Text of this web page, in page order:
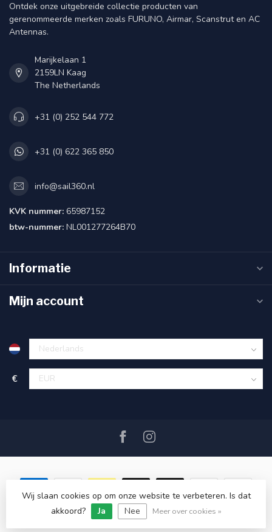
Ontdek onze uitgebreide collectie producten van
gerenommeerde merken zoals FURUNO, Airmar, Scanstrut en AC
Antennas.
Marijkelaan 1
2159LN Kaag
The Netherlands
+31 (0) 252 544 772
+31 (0) 622 365 850
info@sail360.nl
KVK nummer: 65987152
btw-nummer: NL001277264B70
Informatie
Mijn account
€
© Copyright 2026 SAIL360 watersport and boat equipment
Wij slaan cookies op om onze website te verbeteren. Is dat
akkoord?
Ja Nee Meer over cookies »